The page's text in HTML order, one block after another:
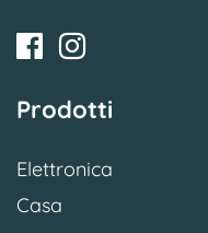
Prodotti
Elettronica
Casa